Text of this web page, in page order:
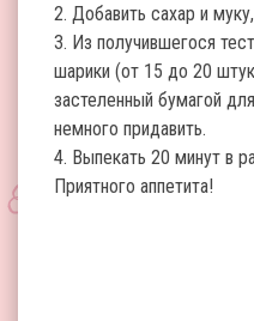
2. Добавить сахар и
3. Из получившегося
шарики (от 15 до 20
застеленный бумагой
немного придавить.
4. Выпекать 20 минут в
Приятного аппетита!